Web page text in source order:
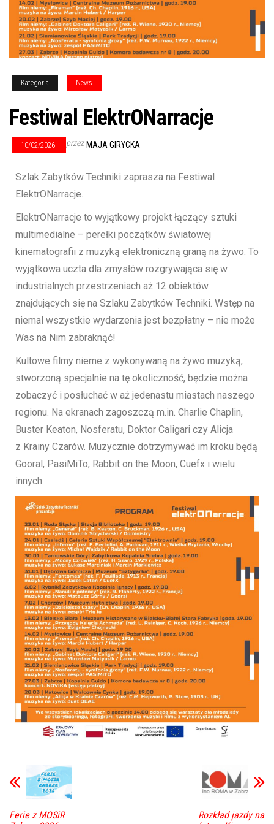
Kategoria News
Festiwal ElektrONarracje
10/02/2026 przez MAJA GIRYCKA
Szlak Zabytków Techniki zaprasza na Festiwal
ElektrONarracje.
ElektrONarracje to wyjątkowy projekt łączący sztuki
multimedialne – perełki początków światowej
kinematografii z muzyką elektroniczną graną na żywo. To
wyjątkowa uczta dla zmysłów rozgrywająca się w
industrialnych przestrzeniach aż 12 obiektów
znajdujących się na Szlaku Zabytków Techniki. Wstęp na
niemal wszystkie wydarzenia jest bezpłatny – nie może
Was na Nim zabraknąć!
Kultowe filmy nieme z wykonywaną na żywo muzyką,
stworzoną specjalnie na tę okoliczność, będzie można
zobaczyć i posłuchać w aż jedenastu miastach naszego
regionu. Na ekranach zagoszczą m.in. Charlie Chaplin,
Buster Keaton, Nosferatu, Doktor Caligari czy Alicja
z Krainy Czarów. Muzycznie dotrzymywać im kroku będą
Gooral, PasiMiTo, Rabbit on the Moon, Cuefx i wielu
innych.
Ferie z MOSiR
Rozkład jazdy na